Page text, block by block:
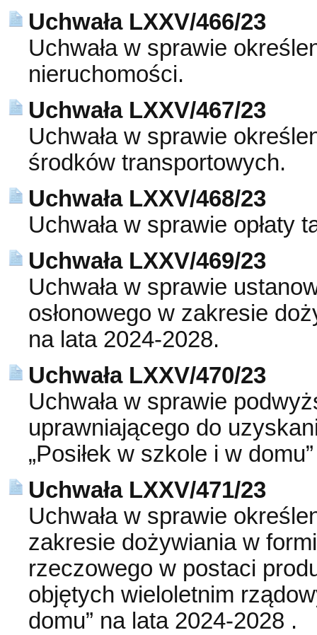
Uchwała LXXV/466/23
Uchwała w sprawie
nieruchomości.
Uchwała LXXV/467/23
Uchwała w sprawie
środków transportowych.
Uchwała LXXV/468/23
Uchwała w sprawie opłaty
Uchwała LXXV/469/23
Uchwała w sprawie
osłonowego w zakresie
na lata 2024-2028.
Uchwała LXXV/470/23
Uchwała w sprawie
uprawniającego do
„Posiłek w szkole i w
Uchwała LXXV/471/23
Uchwała w sprawie
zakresie dożywiania w
rzeczowego w postaci
objętych wieloletnim
domu” na lata 2024-2028 .